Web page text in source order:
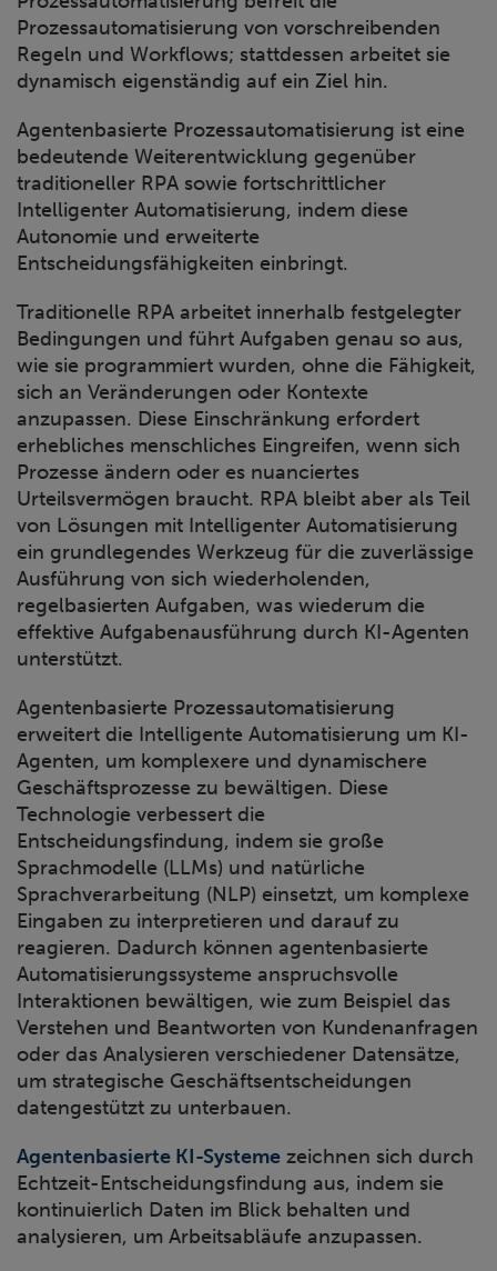
Prozessautomatisierung von vorschreibenden
Regeln und Workflows; stattdessen arbeitet sie
dynamisch eigenständig auf ein Ziel hin.
Agentenbasierte Prozessautomatisierung ist eine
bedeutende Weiterentwicklung gegenüber
traditioneller RPA sowie fortschrittlicher
Intelligenter Automatisierung, indem diese
Autonomie und erweiterte
Entscheidungsfähigkeiten einbringt.
Traditionelle RPA arbeitet innerhalb festgelegter
Bedingungen und führt Aufgaben genau so aus,
wie sie programmiert wurden, ohne die Fähigkeit,
sich an Veränderungen oder Kontexte
anzupassen. Diese Einschränkung erfordert
erhebliches menschliches Eingreifen, wenn sich
Prozesse ändern oder es nuanciertes
Urteilsvermögen braucht. RPA bleibt aber als Teil
von Lösungen mit Intelligenter Automatisierung
ein grundlegendes Werkzeug für die zuverlässige
Ausführung von sich wiederholenden,
regelbasierten Aufgaben, was wiederum die
effektive Aufgabenausführung durch KI-Agenten
unterstützt.
Agentenbasierte Prozessautomatisierung
erweitert die Intelligente Automatisierung um KI-
Agenten, um komplexere und dynamischere
Geschäftsprozesse zu bewältigen. Diese
Technologie verbessert die
Entscheidungsfindung, indem sie große
Sprachmodelle (LLMs) und natürliche
Sprachverarbeitung (NLP) einsetzt, um komplexe
Eingaben zu interpretieren und darauf zu
reagieren. Dadurch können agentenbasierte
Automatisierungssysteme anspruchsvolle
Interaktionen bewältigen, wie zum Beispiel das
Verstehen und Beantworten von Kundenanfragen
oder das Analysieren verschiedener Datensätze,
um strategische Geschäftsentscheidungen
datengestützt zu unterbauen.
Agentenbasierte KI-Systeme zeichnen sich durch
Echtzeit-Entscheidungsfindung aus, indem sie
kontinuierlich Daten im Blick behalten und
analysieren, um Arbeitsabläufe anzupassen.